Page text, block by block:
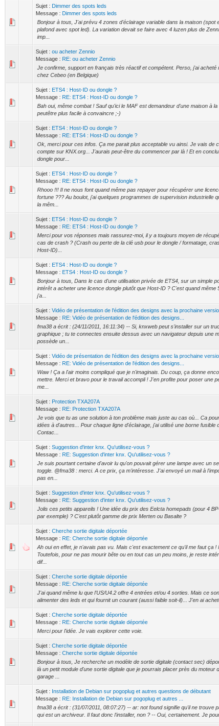
Sujet : Dimmer des spots leds
Message : Dimmer des spots leds
Bonjour à tous, J'ai prévu 4 zones d'éclairage variable dans la maison (spot
plafond avec spot led). La variation devait se faire avec 4 luzen plus de
imp...
Sujet : ou acheter Zennio
Message : RE: ou acheter Zennio
Je confirme, support en français très réactif et compétent. Perso, j'ai acheté
chez Cebeo (en Belgique)
Sujet : ETS4 : Host-ID ou dongle ?
Message : RE: ETS4 : Host-ID ou dongle ?
Bah oui, même combat ! Sauf qu'ici le MAF est demandeur d'une maison à
peutêtre plus facile à convaincre ;-)
Sujet : ETS4 : Host-ID ou dongle ?
Message : RE: ETS4 : Host-ID ou dongle ?
Ok, merci pour ces infos. Ça me parait plus acceptable vu ainsi. Je vais de
compte sur KNX.org... J'aurais peut-être du commencer par là ! Et en
dongle pour...
Sujet : ETS4 : Host-ID ou dongle ?
Message : RE: ETS4 : Host-ID ou dongle ?
Rhooo !!! Il ne nous font quand même pas repayer pour récupérer une
fortune ??? Au boulot, j'ai quelques programmes de supervision industrielle
la mêm...
Sujet : ETS4 : Host-ID ou dongle ?
Message : RE: ETS4 : Host-ID ou dongle ?
Merci pour vos réponses mais rassurez-moi, il y a toujours moyen de
cas de crash ? (Crash ou perte de la clé usb pour le dongle / formatage,
Host-ID)...
Sujet : ETS4 : Host-ID ou dongle ?
Message : ETS4 : Host-ID ou dongle ?
Bonjour à tous, Dans le cas d'une utilisation privée de ETS4, sur un simple
intérêt a acheter une licence dongle plutôt que Host-ID ? C'est quand même
j'a...
Sujet : Vidéo de présentation de l'édition des designs avec la prochaine
Message : RE: Vidéo de présentation de l'édition des designs...
fma38 a écrit : (24/11/2011, 16:11:34) -- Si, knxweb peut s'installer sur un
graphique ; tu te connectes ensuite dessus avec un navigateur depuis une
possède un...
Sujet : Vidéo de présentation de l'édition des designs avec la prochaine
Message : RE: Vidéo de présentation de l'édition des designs...
Waw ! Ça a l'air moins compliqué que je n'imaginais. Du coup, ça donne
mettre. Merci et bravo pour le travail accompli ! J'en profite pour poser une
me...
Sujet : Protection TXA207A
Message : RE: Protection TXA207A
Je vois que tu as une solution à ton problème mais juste au cas où... Ca
idées à d'autres... Pour chaque ligne d'éclairage, j'ai utilisé une borne fusible
Contac...
Sujet : Suggestion d'inter knx. Qu'utilisez-vous ?
Message : RE: Suggestion d'inter knx. Qu'utilisez-vous ?
Je suis pourtant certaine d'avoir lu qu'on pouvait gérer une lampe avec un
toggle. @fma38 : merci. A ce prix, ça m'intéresse. J'ai envoyé un mail à
pas en...
Sujet : Suggestion d'inter knx. Qu'utilisez-vous ?
Message : RE: Suggestion d'inter knx. Qu'utilisez-vous ?
Jolis ces petits appareils ! Une idée du prix des Eelcta homepads (pour 4
par exemple) ? C'est plutôt gamme de prix Merten ou Basalte ?
Sujet : Cherche sortie digitale déportée
Message : RE: Cherche sortie digitale déportée
Ah oui en effet, je n'avais pas vu. Mais c'est exactement ce qu'il me faut ça !
Toutefois, pour ne pas mourir bête ou en tout cas un peu moins, je reste
dif...
Sujet : Cherche sortie digitale déportée
Message : RE: Cherche sortie digitale déportée
J'ai quand même lu que l'US/U4.2 offre 4 entrées et/ou 4 sorties. Mais ce
alimenter des leds et qui fournit un courant (aussi faible soit-il)... J'en ai
Sujet : Cherche sortie digitale déportée
Message : RE: Cherche sortie digitale déportée
Merci pour l'idée. Je vais explorer cette voie.
Sujet : Cherche sortie digitale déportée
Message : Cherche sortie digitale déportée
Bonjour à tous, Je recherche un modèle de sortie digitale (contact sec)
là un petit module d'une sortie digitale que je pourrais placer près du moteur
garage ...
Sujet : Installation de Debian sur pogoplug et autres questions de débutant
Message : RE: Installation de Debian sur pogoplug et autres ...
fma38 a écrit : (31/07/2011, 08:07:27) -- ar: not found signifie qu'il ne trouve
qui est un archiveur. Il faut donc l'installer, non ? -- Oui, certainement. Je